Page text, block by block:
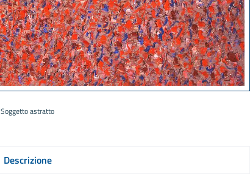
Soggetto astratto
Descrizione